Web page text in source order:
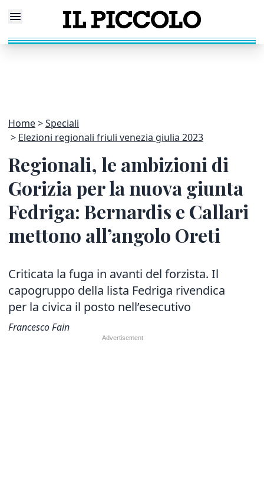
Home
Speciali
Elezioni regionali friuli venezia giulia 2023
Regionali, le ambizioni di
Gorizia per la nuova giunta
Fedriga: Bernardis e Callari
mettono all’angolo Oreti
Criticata la fuga in avanti del forzista. Il
capogruppo della lista Fedriga rivendica
per la civica il posto nell’esecutivo
Francesco Fain